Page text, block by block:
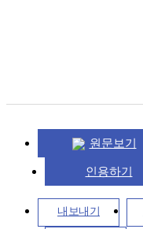
원문보기
인용하기
내보내기